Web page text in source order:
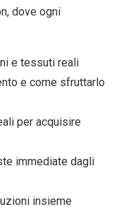
dove ogni
e tessuti reali
e come sfruttarlo
per acquisire
immediate dagli
insieme